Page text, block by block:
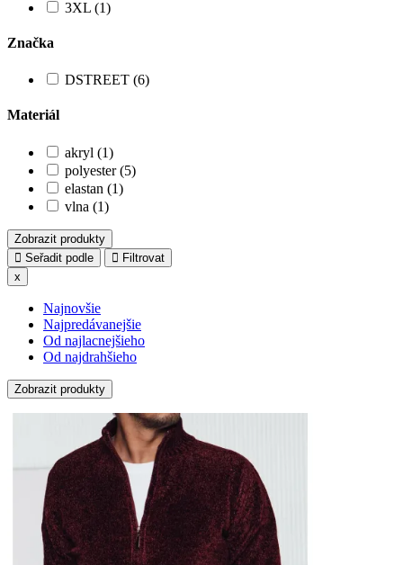
3XL (1)
Značka
DSTREET (6)
Materiál
akryl (1)
polyester (5)
elastan (1)
vlna (1)
Zobrazit produkty
Seřadit podle
Filtrovat
x
Najnovšie
Najpredávanejšie
Od najlacnejšieho
Od najdrahšieho
Zobrazit produkty